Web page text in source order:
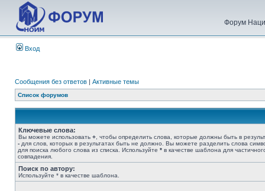
Форум
Вход
Сообщения без ответов | Активные темы
Список форумов
Ключевые слова:
Вы можете использовать + , чтобы определить слова, которые должны быть в
- для слов, которых в результатах быть не должно. Вы можете разделить слова
для поиска любого слова из списка. Используйте * в качестве шаблона для
совпадения.
Поиск по автору:
Используйте * в качестве шаблона.